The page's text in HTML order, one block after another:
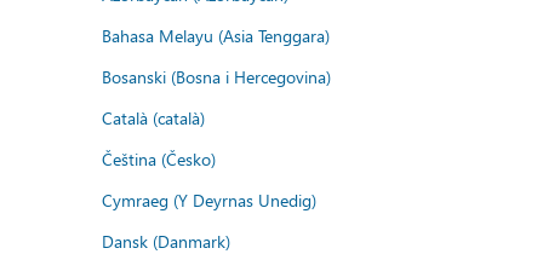
Bahasa Melayu (Asia Tenggara)
Bosanski (Bosna i Hercegovina)
Català (català)
Čeština (Česko)
Cymraeg (Y Deyrnas Unedig)
Dansk (Danmark)